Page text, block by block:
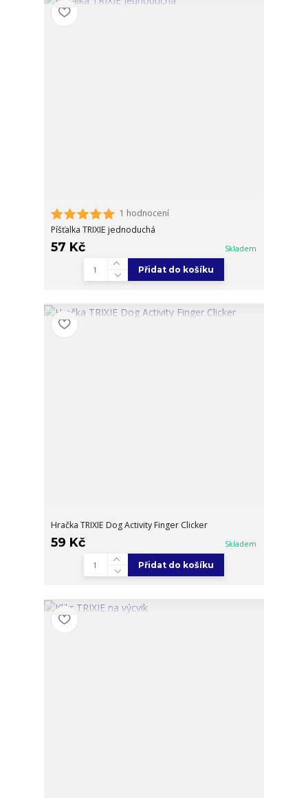
1 hodnocení
Píšťalka TRIXIE jednoduchá
57 Kč Skladem
Přidat do košíku
Hračka TRIXIE Dog Activity Finger Clicker
59 Kč Skladem
Přidat do košíku